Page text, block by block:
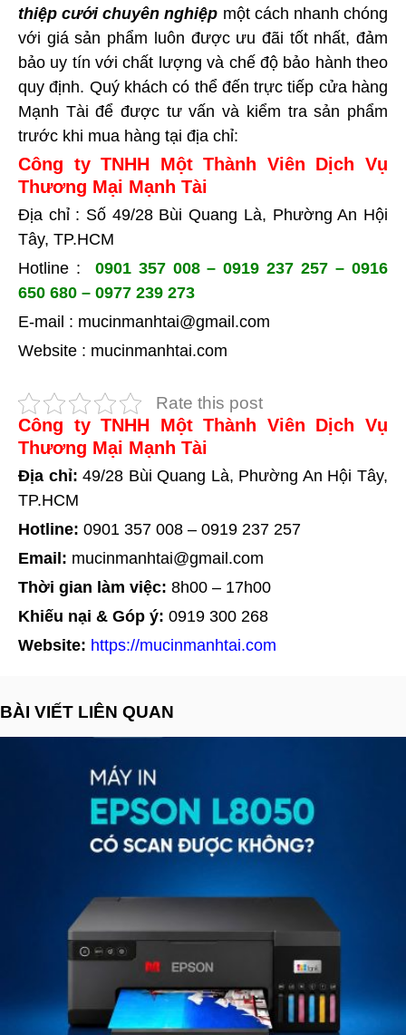
thiệp cưới chuyên nghiệp một cách nhanh chóng
với giá sản phẩm luôn được ưu đãi tốt nhất, đảm
bảo uy tín với chất lượng và chế độ bảo hành theo
quy định. Quý khách có thể đến trực tiếp cửa hàng
Mạnh Tài để được tư vấn và kiểm tra sản phẩm
trước khi mua hàng tại địa chỉ:
Công ty TNHH Một Thành Viên Dịch Vụ
Thương Mại Mạnh Tài
Địa chỉ : Số 49/28 Bùi Quang Là, Phường An Hội
Tây, TP.HCM
Hotline : 0901 357 008 – 0919 237 257 – 0916
650 680 – 0977 239 273
E-mail : mucinmanhtai@gmail.com
Website : mucinmanhtai.com
Rate this post
Công ty TNHH Một Thành Viên Dịch Vụ
Thương Mại Mạnh Tài
Địa chỉ: 49/28 Bùi Quang Là, Phường An Hội Tây,
TP.HCM
Hotline: 0901 357 008 – 0919 237 257
Email: mucinmanhtai@gmail.com
Thời gian làm việc: 8h00 – 17h00
Khiếu nại & Góp ý: 0919 300 268
Website: https://mucinmanhtai.com
BÀI VIẾT LIÊN QUAN